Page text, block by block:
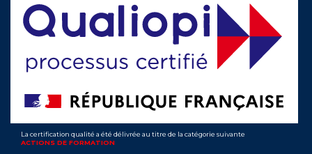
La certification qualité a été délivrée au titre de la catégorie suivante
ACTIONS DE FORMATION